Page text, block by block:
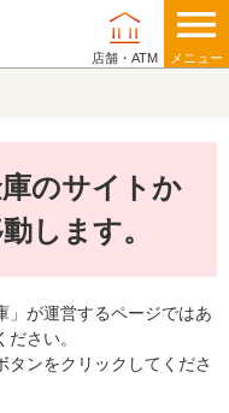
店舗・ATM メニュー
のサイトか
します。
」が運営するページではあ
さい。
タンをクリックしてくださ